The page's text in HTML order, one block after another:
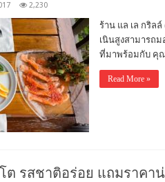
2,230
ร้าน แล เล กริลล์
เนินสูงสามารถ
ที่มาพร้อมกับ คุณ
Read More »
ต รสชาติอร่อย แถมราคา